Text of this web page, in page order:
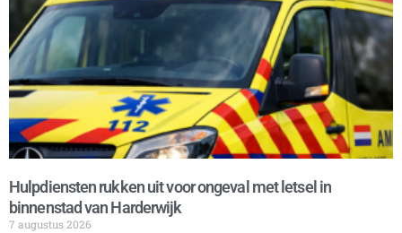
Hulpdiensten rukken uit voor ongeval met letsel in
binnenstad van Harderwijk
7 augustus 2026